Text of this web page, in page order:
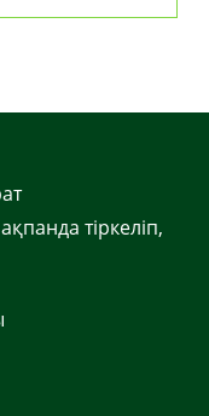
тіркеліп,